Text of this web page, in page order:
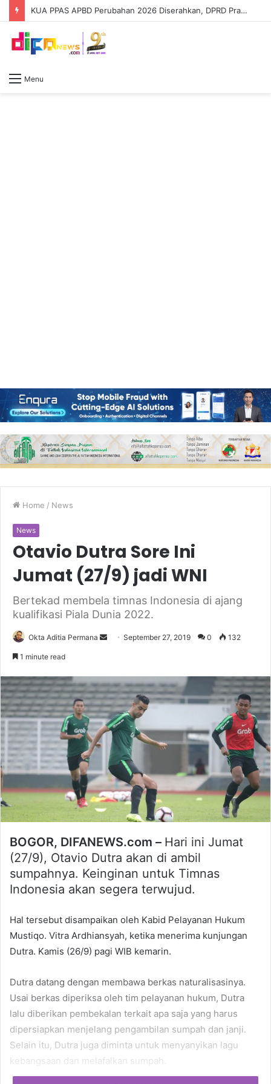
KUA PPAS APBD Perubahan 2026 Diserahkan, DPRD Prabumulih Segera Bahas
Menu
Home / News
News
Otavio Dutra Sore Ini
Jumat (27/9) jadi WNI
Bertekad membela timnas Indonesia di ajang
kualifikasi Piala Dunia 2022.
Okta Aditia Permana
SendSeptember 27, 2019 0 132
1 minute read
BOGOR, DIFANEWS.com – Hari ini Jumat
(27/9), Otavio Dutra akan di ambil
sumpahnya. Keinginan untuk Timnas
Indonesia akan segera terwujud.
Hal tersebut disampaikan oleh Kabid Pelayanan Hukum
Mustiqo. Vitra Ardhiansyah, ketika menerima kunjungan
Dutra. Kamis (26/9) pagi WIB kemarin.
Dutra datang dengan membawa berkas naturalisasinya.
Usai berkas diperiksa oleh tim pelayanan hukum, Dutra
lalu diberikan pembekalan terkait apa saja yang harus
dipersiapkan menjelang pengambilan sumpah dan janji.
Selain itu, Dutra juga diminta untuk menyanyikan lagu
kebangsaan dan melafalkan sumpah.